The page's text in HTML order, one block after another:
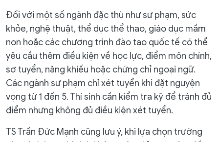
Đối với một số ngành đặc thù như sư phạm, sức
khỏe, nghệ thuật, thể dục thể thao, giáo dục mầm
non hoặc các chương trình đào tạo quốc tế có thể
yêu cầu thêm điều kiện về học lực, điểm môn chính,
sơ tuyển, năng khiếu hoặc chứng chỉ ngoại ngữ.
Các ngành sư phạm chỉ xét tuyển khi đặt nguyện
vọng từ 1 đến 5. Thí sinh cần kiểm tra kỹ để tránh đủ
điểm nhưng không đủ điều kiện xét tuyển.
TS Trần Đức Mạnh cũng lưu ý, khi lựa chọn trường